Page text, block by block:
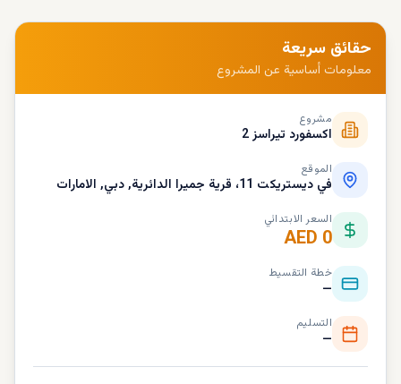
حقائق سريعة
معلومات أساسية عن المشروع
مشروع
اكسفورد تيراسز 2
الموقع
في ديستريكت 11، قرية جميرا الدائرية, دبي, الامارات
السعر الابتدائي
AED 0
خطة التقسيط
—
التسليم
—